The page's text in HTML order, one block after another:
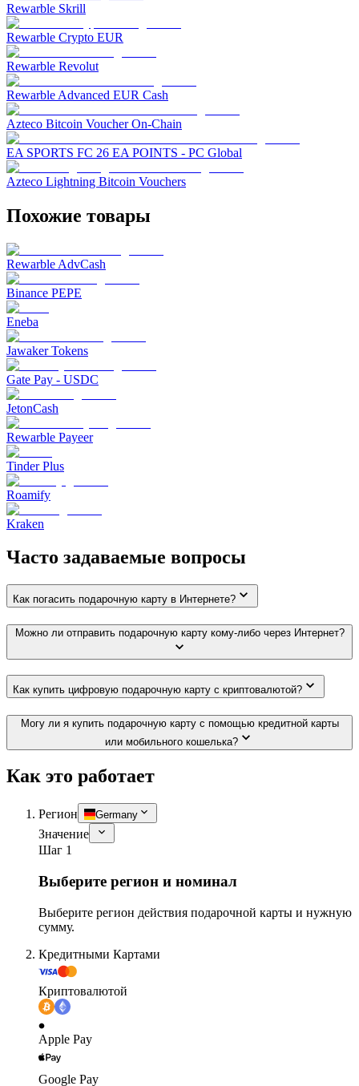
Rewarble Skrill
Rewarble Crypto EUR
Rewarble Revolut
Rewarble Advanced EUR Cash
Azteco Bitcoin Voucher On-Chain
EA SPORTS FC 26 EA POINTS - PC Global
Azteco Lightning Bitcoin Vouchers
Похожие товары
Rewarble AdvCash
Binance PEPE
Eneba
Jawaker Tokens
Gate Pay - USDC
JetonCash
Rewarble Payeer
Tinder Plus
Roamify
Kraken
Часто задаваемые вопросы
Как погасить подарочную карту в Интернете?
Можно ли отправить подарочную карту кому-либо через Интернет?
Как купить цифровую подарочную карту с криптовалютой?
Могу ли я купить подарочную карту с помощью кредитной карты
или мобильного кошелька?
Как это работает
Регион Germany
Значение
Шаг 1
Выберите регион и номинал
Выберите регион действия подарочной карты и нужную
сумму.
Кредитными Картами
Криптовалютой
Apple Pay
Google Pay